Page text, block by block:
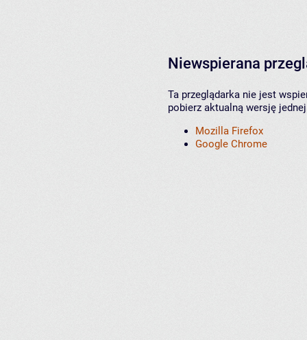
Niewspierana
Ta przeglądarka nie jest
pobierz aktualną wersję
Mozilla Firefox
Google Chrome